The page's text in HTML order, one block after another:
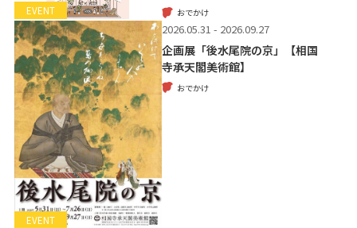
EVENT おでかけ
EVENT
2026.05.31 - 2026.09.27
企画展「後水尾院の京」【相国
寺承天閣美術館】
おでかけ